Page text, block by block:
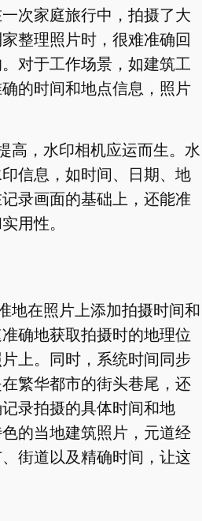
次家庭旅行中，拍摄了大
整理照片时，很难准确回
对于工作场景，如建筑工
的时间和地点信息，照片
高，水印相机应运而生。水
信息，如时间、日期、地
录画面的基础上，还能准
用性。
地在照片上添加拍摄时间和
确地获取拍摄时的地理位
上。同时，系统时间同步
繁华都市的街头巷尾，还
录拍摄的具体时间和地
的当地建筑照片，元道经
街道以及精确时间，让这